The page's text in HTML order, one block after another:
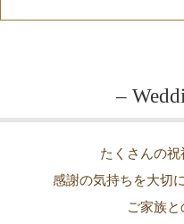
–
たくさんの
感謝の気持ちを大切
ご家族